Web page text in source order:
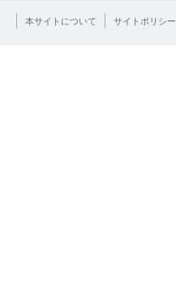
本サイトについて サイトポリシー